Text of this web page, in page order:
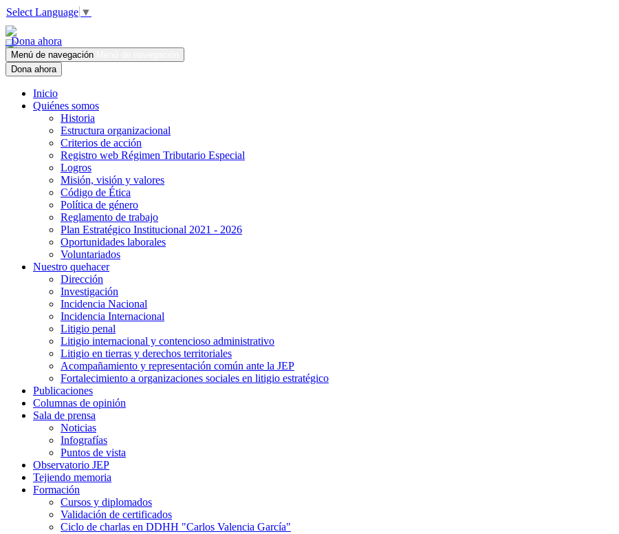
Select Language ▼
Dona ahora
Menú de navegación
Dona ahora
Inicio
Quiénes somos
Historia
Estructura organizacional
Criterios de acción
Registro web Régimen Tributario Especial
Logros
Misión, visión y valores
Código de Ética
Política de género
Reglamento de trabajo
Plan Estratégico Institucional 2021 - 2026
Oportunidades laborales
Voluntariados
Nuestro quehacer
Dirección
Investigación
Incidencia Nacional
Incidencia Internacional
Litigio penal
Litigio internacional y contencioso administrativo
Litigio en tierras y derechos territoriales
Acompañamiento y representación común ante la JEP
Fortalecimiento a organizaciones sociales en litigio estratégico
Publicaciones
Columnas de opinión
Sala de prensa
Noticias
Infografías
Puntos de vista
Observatorio JEP
Tejiendo memoria
Formación
Cursos y diplomados
Validación de certificados
Ciclo de charlas en DDHH "Carlos Valencia García"